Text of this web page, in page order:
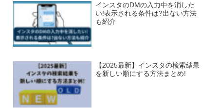
インスタのDMの入力中を消した
い!表示される条件は?出ない方法
も紹介
【2025最新】インスタの検索結果
を新しい順にする方法まとめ!